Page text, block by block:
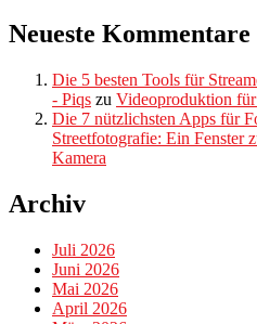
Neueste Kommentare
Die 5 besten Tools für
- Piqs zu Videoproduktion
Die 7 nützlichsten Apps für
Streetfotografie: Ein Fenster
Kamera
Archiv
Juli 2026
Juni 2026
Mai 2026
April 2026